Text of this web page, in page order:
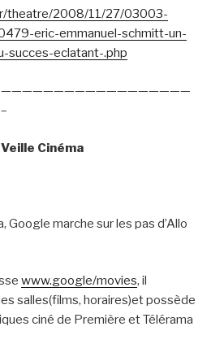
theatre/2008/11/27/03003-
eric-emmanuel-schmitt-un-
succes-eclatant-.php
Veille Cinéma
Google marche sur les pas d’Allo
www.google/movies, il
salles(films, horaires)et possède
ciné de Première et Télérama